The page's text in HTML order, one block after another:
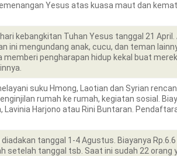
Yesus atas kuasa maut dan
kebangkitan Tuhan Yesus tanggal 21 April.
ini mengundang anak, cucu, dan teman
pengharapan hidup kekal buat
suku Hmong, Laotian dan Syrian
rumah ke rumah, kegiatan sosial.
Harjono atau Rini Buntaran.
tanggal 1-4 Agustus. Biayanya
setelah tanggal tsb. Saat ini sudah 22 orang